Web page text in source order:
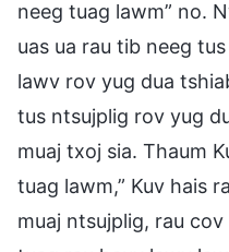
neeg tuag lawm” no.
uas ua rau tib neeg
lawv rov yug dua
tus ntsujplig rov yug
muaj txoj sia. Thaum
tuag lawm,” Kuv hais
muaj ntsujplig, rau